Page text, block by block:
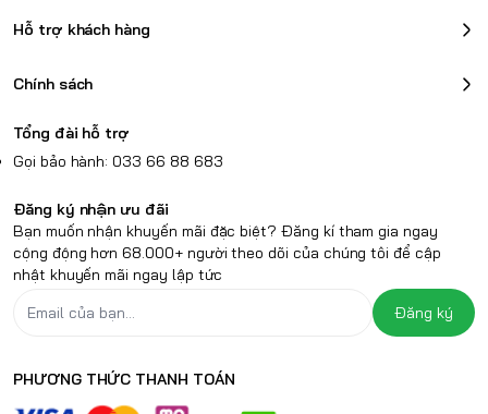
Hỗ trợ khách hàng
Chính sách
Tổng đài hỗ trợ
Gọi bảo hành: 033 66 88 683
Đăng ký nhận ưu đãi
Bạn muốn nhận khuyến mãi đặc biệt? Đăng kí tham gia ngay
cộng động hơn 68.000+ người theo dõi của chúng tôi để cập
nhật khuyến mãi ngay lập tức
Đăng ký
PHƯƠNG THỨC THANH TOÁN